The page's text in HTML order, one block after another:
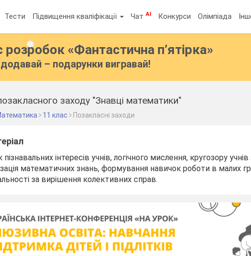
Тести Підвищення кваліфікації ЧатAI Конкурси Олімпіада
розробок «Фантастична п’ятірка»
– подарунки вигравай!
заходу "Знавці математики"
11 клас Позакласні заходи
інтересів учнів, логічного мислення, кругозору
математичних знань, формування навичок роботи в малих
за вирішення колективних справ.